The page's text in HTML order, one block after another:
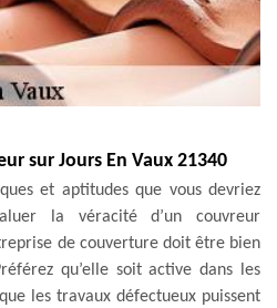
sur Jours En Vaux 21340
et aptitudes que vous devriez
la véracité d’un couvreur
de couverture doit être bien
qu’elle soit active dans les
les travaux défectueux puissent